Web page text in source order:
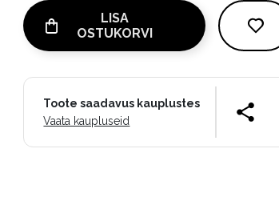
LISA
OSTUKORVI
Toote saadavus kauplustes
Vaata kaupluseid